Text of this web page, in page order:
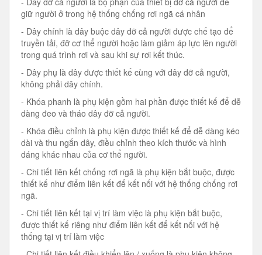
giữ người ở trong hệ thống chống rơi ngã cá nhân
- Dây chính là dây buộc dây đỡ cả người được chế tạo để
truyền tải, đỡ cơ thể người hoặc làm giảm áp lực lên người
trong quá trình rơi và sau khi sự rơi kết thúc.
- Dây phụ là dây được thiết kế cùng với dây đỡ cả người,
không phải dây chính.
- Khóa phanh là phụ kiện gồm hai phần được thiết kế để dễ
dàng đeo và tháo dây đỡ cả người.
- Khóa điều chỉnh là phụ kiện được thiết kế để dễ dàng kéo
dài và thu ngắn dây, điều chỉnh theo kích thước và hình
dáng khác nhau của cơ thể người.
- Chi tiết liên kết chống rơi ngã là phụ kiện bắt buộc, được
thiết kế như điểm liên kết để kết nối với hệ thống chống rơi
ngã.
- Chi tiết liên kết tại vị trí làm việc là phụ kiện bắt buộc,
được thiết kế riêng như điểm liên kết để kết nối với hệ
thống tại vị trí làm việc